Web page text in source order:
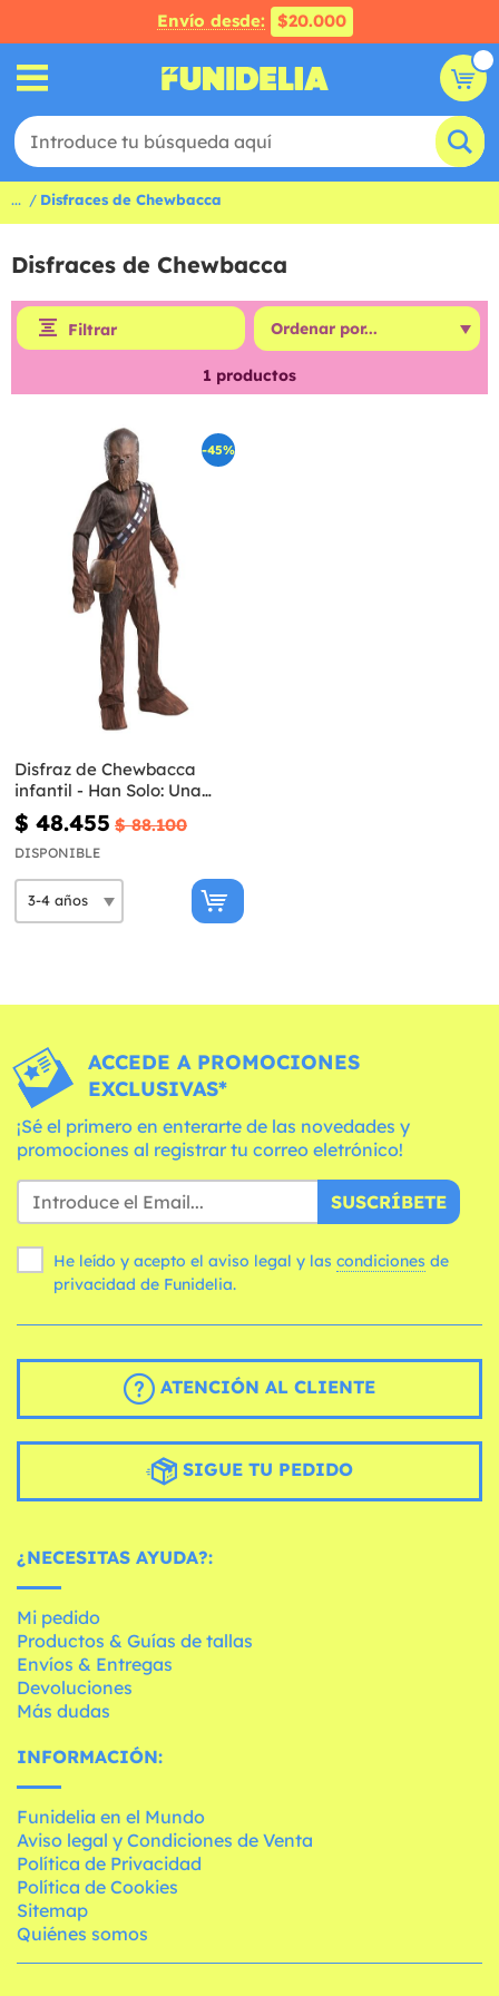
Envío desde: $20.000
... Disfraces de Chewbacca
Disfraces de Chewbacca
Filtrar
1 productos
-45%
Disfraz de Chewbacca
infantil - Han Solo: Una
historia de Star Wars
$ 48.455 $ 88.100
DISPONIBLE
ACCEDE A PROMOCIONES
EXCLUSIVAS*
¡Sé el primero en enterarte de las novedades y
promociones al registrar tu correo eletrónico!
SUSCRÍBETE
He leído y acepto el aviso legal y las condiciones
privacidad de Funidelia.
ATENCIÓN AL CLIENTE
SIGUE TU PEDIDO
¿NECESITAS AYUDA?:
Mi pedido
Productos & Guías de tallas
Envíos & Entregas
Devoluciones
Más dudas
INFORMACIÓN:
Funidelia en el Mundo
Aviso legal y Condiciones de Venta
Política de Privacidad
Política de Cookies
Sitemap
Quiénes somos